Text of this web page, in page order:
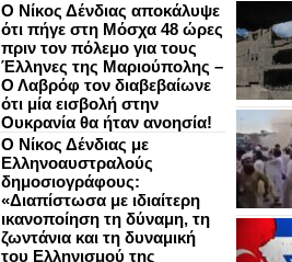
Ο Νίκος Δένδιας αποκάλυψε
ότι πήγε στη Μόσχα 48 ώρες
πριν τον πόλεμο για τους
Έλληνες της Μαριούπολης –
Ο Λαβρόφ τον διαβεβαίωνε
ότι μία εισβολή στην
Ουκρανία θα ήταν ανοησία!
Ο Νίκος Δένδιας με
Ελληνοαυστραλούς
δημοσιογράφους:
«Διαπίστωσα με ιδιαίτερη
ικανοποίηση τη δύναμη, τη
ζωντάνια και τη δυναμική
του Ελληνισμού της